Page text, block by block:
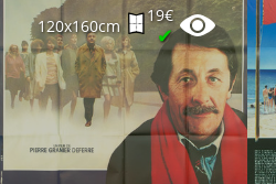
120x160cm
19€
✔